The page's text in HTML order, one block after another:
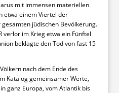
mit immensen materiellen
etwa einem Viertel der
jüdischen Bevölkerung.
verlor im Krieg etwa ein Fünftel
beklagte den Tod von fast 15
nach dem Ende des
Katalog gemeinsamer Werte,
ganz Europa, vom Atlantik bis